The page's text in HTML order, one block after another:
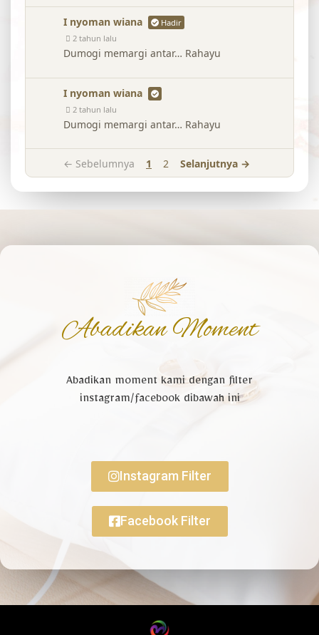
I nyoman wiana
Hadir
2 tahun lalu
Dumogi memargi antar… Rahayu
I nyoman wiana
2 tahun lalu
Dumogi memargi antar… Rahayu
← Sebelumnya 1 2 Selanjutnya →
Abadikan Moment
Abadikan moment kami dengan filter
instagram/facebook dibawah ini
Instagram Filter
Facebook Filter